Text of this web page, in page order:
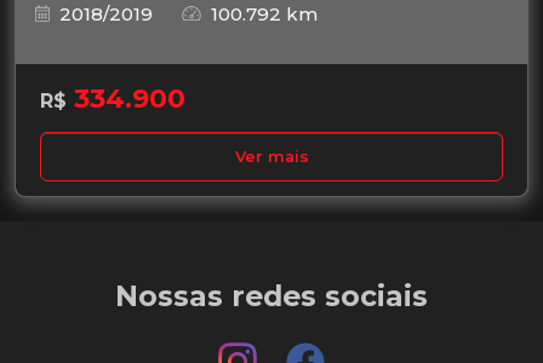
2018/2019
100.792 km
R$ 334.900
Ver mais
Nossas redes sociais